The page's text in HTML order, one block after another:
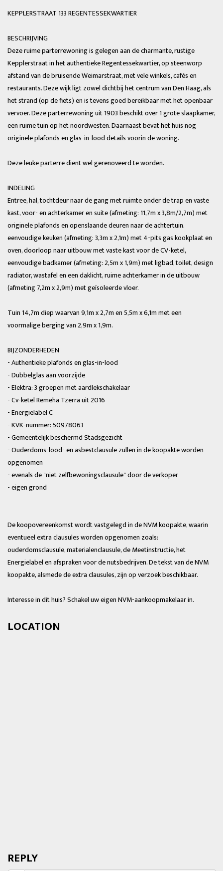
KEPPLERSTRAAT 133 REGENTESSEKWARTIER
BESCHRIJVING
Deze ruime parterrewoning is gelegen aan de charmante, rustige
Kepplerstraat in het authentieke Regentessekwartier, op steenworp
afstand van de bruisende Weimarstraat, met vele winkels, cafés en
restaurants. Deze wijk ligt zowel dichtbij het centrum van Den Haag, als
het strand (op de fiets) en is tevens goed bereikbaar met het openbaar
vervoer. Deze parterrewoning uit 1903 beschikt over 1 grote slaapkamer,
een ruime tuin op het noordwesten. Daarnaast bevat het huis nog
originele plafonds en glas-in-lood details voorin de woning.
Deze leuke parterre dient wel gerenoveerd te worden.
INDELING
Entree, hal, tochtdeur naar de gang met ruimte onder de trap en vaste
kast, voor- en achterkamer en suite (afmeting: 11,7m x 3,8m/2,7m) met
originele plafonds en openslaande deuren naar de achtertuin.
eenvoudige keuken (afmeting: 3,3m x 2,1m) met 4-pits gas kookplaat en
oven, doorloop naar uitbouw met vaste kast voor de CV-ketel,
eenvoudige badkamer (afmeting: 2,5m x 1,9m) met ligbad, toilet, design
radiator, wastafel en een daklicht, ruime achterkamer in de uitbouw
(afmeting 7,2m x 2,9m) met geïsoleerde vloer.
Tuin 14,7m diep waarvan 9,1m x 2,7m en 5,5m x 6,1m met een
voormalige berging van 2,9m x 1,9m.
BIJZONDERHEDEN
- Authentieke plafonds en glas-in-lood
- Dubbelglas aan voorzijde
- Elektra: 3 groepen met aardlekschakelaar
- Cv-ketel Remeha Tzerra uit 2016
- Energielabel C
- KVK-nummer: 50978063
- Gemeentelijk beschermd Stadsgezicht
- Ouderdoms-lood- en asbestclausule zullen in de koopakte worden
opgenomen
- evenals de "niet zelfbewoningsclausule" door de verkoper
- eigen grond
De koopovereenkomst wordt vastgelegd in de NVM koopakte, waarin
eventueel extra clausules worden opgenomen zoals:
ouderdomsclausule, materialenclausule, de Meetinstructie, het
Energielabel en afspraken voor de nutsbedrijven. De tekst van de NVM
koopakte, alsmede de extra clausules, zijn op verzoek beschikbaar.
Interesse in dit huis? Schakel uw eigen NVM-aankoopmakelaar in.
LOCATION
REPLY